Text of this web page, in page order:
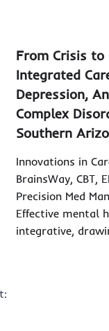
From Crisis to
Integrated
Depression,
Complex
Southern
Innovations in
BrainsWay, CBT,
Precision Med
Effective mental
integrative,